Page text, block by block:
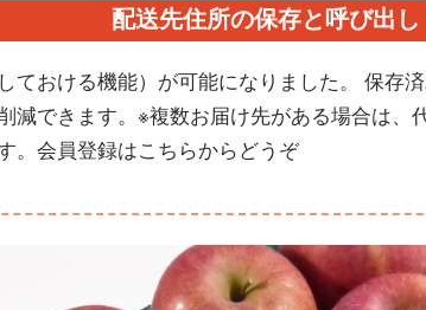
配送先住所の保存と呼び出し
おける機能）が可能になりました。 保存
減できます。※複数お届け先がある場合は
。 会員登録はこちらからどうぞ